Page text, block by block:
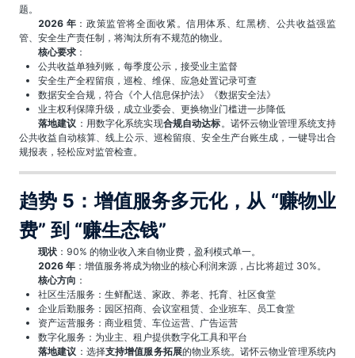
题。
2026 年 ：政策监管将全面收紧。信用体系、红黑榜、公共收益强监
管、安全生产责任制，将淘汰所有不规范的物业。
核心要求 ：
公共收益单独列账，每季度公示，接受业主监督
安全生产全程留痕，巡检、维保、应急处置记录可查
数据安全合规，符合《个人信息保护法》《数据安全法》
业主权利保障升级，成立业委会、更换物业门槛进一步降低
落地建议 ：用数字化系统实现合规自动达标。诺怀云物业管理系统支持
公共收益自动核算、线上公示、巡检留痕、安全生产台账生成，一键导出合
规报表，轻松应对监管检查。
趋势 5：增值服务多元化，从 “赚物业
费” 到 “赚生态钱”
现状 ：90% 的物业收入来自物业费，盈利模式单一。
2026 年 ：增值服务将成为物业的核心利润来源，占比将超过 30%。
核心方向 ：
社区生活服务：生鲜配送、家政、养老、托育、社区食堂
企业后勤服务：园区招商、会议室租赁、企业班车、员工食堂
资产运营服务：商业租赁、车位运营、广告运营
数字化服务：为业主、租户提供数字化工具和平台
落地建议 ：选择支持增值服务拓展的物业系统。诺怀云物业管理系统内